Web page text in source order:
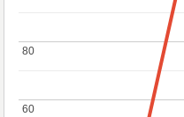
60
60
80
80